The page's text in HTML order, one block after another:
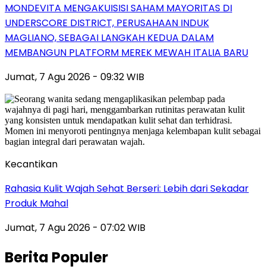
MONDEVITA MENGAKUISISI SAHAM MAYORITAS DI
UNDERSCORE DISTRICT, PERUSAHAAN INDUK
MAGLIANO, SEBAGAI LANGKAH KEDUA DALAM
MEMBANGUN PLATFORM MEREK MEWAH ITALIA BARU
Jumat, 7 Agu 2026 - 09:32 WIB
Kecantikan
Rahasia Kulit Wajah Sehat Berseri: Lebih dari Sekadar
Produk Mahal
Jumat, 7 Agu 2026 - 07:02 WIB
Berita Populer